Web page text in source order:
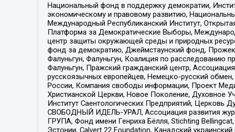
Национальный фонд в поддержку демократии,
экономическому и правовому развитию,
Международный Республиканский Институт,
Платформа за Демократические Выборы,
центр защиты окружающей среды и природных
фонд за демократию, Джеймстаунский фонд,
Фалуньгун, Фалуньгун, Коалиция по расследованию
Фалуньгун, Пражский гражданский центр,
русскоязычных европейцев, Немецко-русский
России, Компания свободы информации, Проект
Христианской Церкви, Новое Поколение, Духовное
Институт Саентологических Предприятий, Церковь
СВОБОДНЫЙ ИДЕЛЬ-УРАЛ, Ассоциация развития
ГРУПА, Фонд имени Генриха Бёлля, Stichting
Эстонии, Calvert 22 Foundation, Канадский